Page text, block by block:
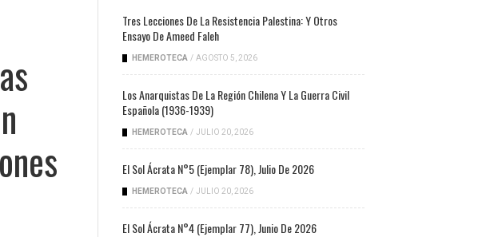
Tres Lecciones De La Resistencia Palestina: Y Otros
Ensayo De Ameed Faleh
HEMEROTECA / AGOSTO 5, 2026
Los Anarquistas De La Región Chilena Y La Guerra Civil
Española (1936-1939)
HEMEROTECA / JULIO 20, 2026
El Sol Ácrata N°5 (ejemplar 78), Julio De 2026
HEMEROTECA / JULIO 20, 2026
El Sol Ácrata N°4 (ejemplar 77), Junio De 2026